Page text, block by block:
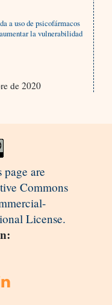
a uso de psicofármacos
la vulnerabilidad
de 2020
are
Commons
License.